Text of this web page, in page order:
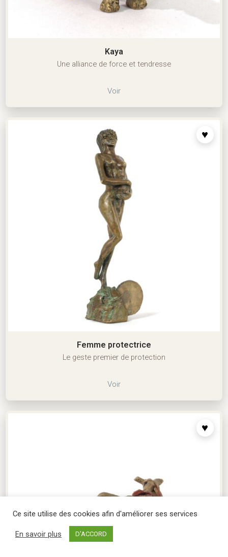
Kaya
Une alliance de force et tendresse
Voir
Femme protectrice
Le geste premier de protection
Voir
Ce site utilise des cookies afin d'améliorer ses services
En savoir plus D'ACCORD